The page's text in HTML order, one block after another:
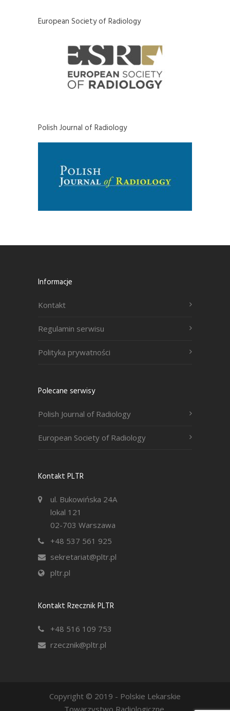
European Society of Radiology
Polish Journal of Radiology
Informacje
Kontakt
Regulamin serwisu
Polityka prywatności
Polecane serwisy
Polish Journal of Radiology
European Society of Radiology
Kontakt PLTR
ul. Bukowińska 24A
lokal 121
02-703 Warszawa
+48 537 561 925
sekretariat@pltr.pl
pltr.pl
Kontakt Rzecznik PLTR
+48 516 109 753
rzecznik@pltr.pl
Copyright © 2019 - Polskie Lekarskie
Towarzystwo Radiologiczne.